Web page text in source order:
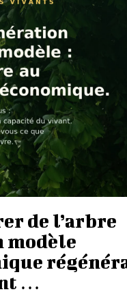
de l’arbre
modèle
…